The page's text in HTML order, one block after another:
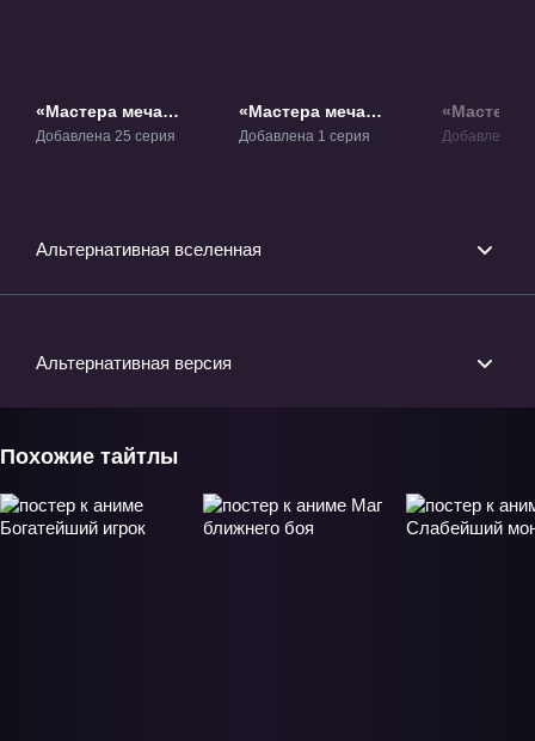
«Мастера меча
онлайн» ТВ-1
Добавлена 25 серия
«Мастера меча
онлайн:
Добавлена 1 серия
«Мастера
онлайн 2»
Добавлена
Альтернативная вселенная
Альтернативная версия
Похожие тайтлы